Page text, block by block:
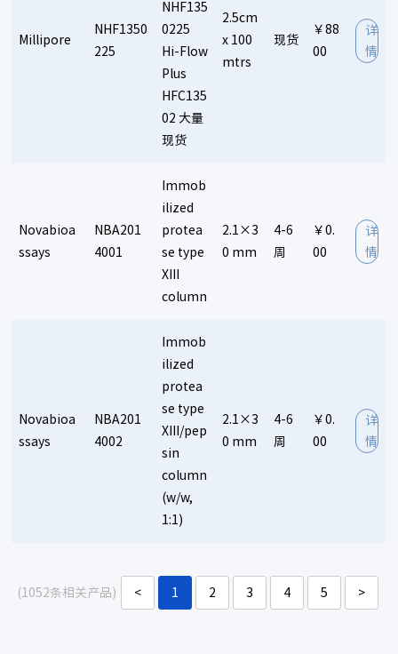
Millipore
NHF1350
225
NHF135
0225
Hi-Flow
Plus
HFC135
02 大量
现货
2.5cm
x 100
mtrs
现货
￥88
00
详
情
Novabioa
ssays
NBA201
4001
Immob
ilized
protea
se type
XIII
column
2.1×3
0 mm
4-6
周
￥0.
00
详
情
Novabioa
ssays
NBA201
4002
Immob
ilized
protea
se type
XIII/pep
sin
column
(w/w,
1:1)
2.1×3
0 mm
4-6
周
￥0.
00
详
情
(1052条相关产品) < 1 2 3 4 5 >